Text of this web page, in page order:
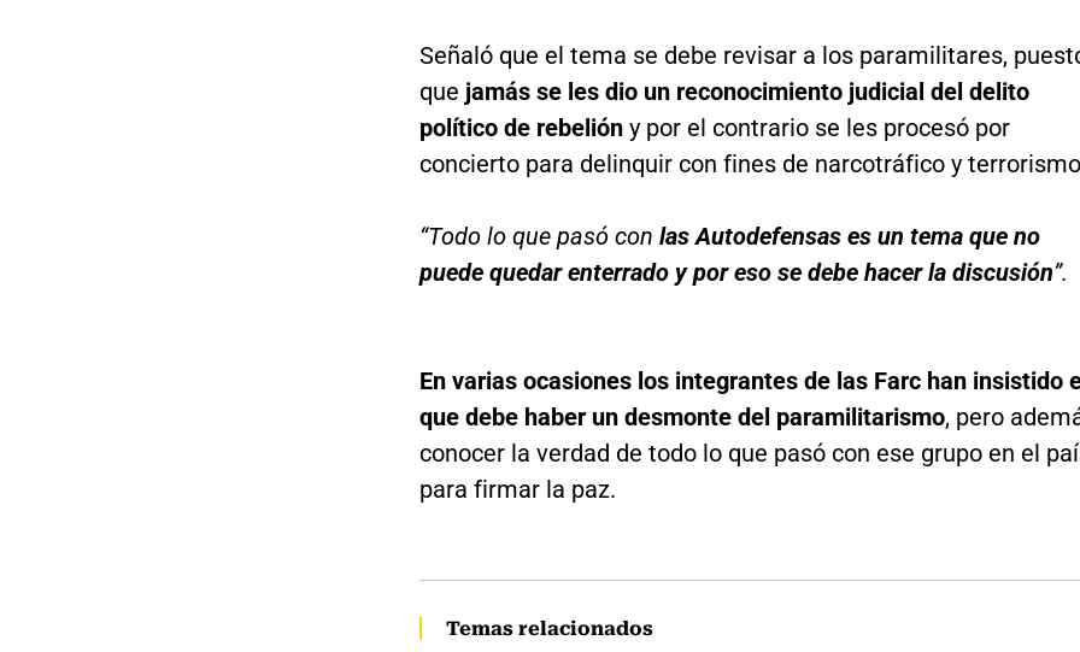
Señaló que el tema se debe revisar a los paramilitares,
que jamás se les dio un reconocimiento judicial del delito
político de rebelióny por el contrario se les procesó por
concierto para delinquir con fines de narcotráfico y
“Todo lo que pasó con las Autodefensas es un tema que no
puede quedar enterrado y por eso se debe hacer la discusión”.
En varias ocasiones los integrantes de las Farc han insistido
que debe haber un desmonte del paramilitarismo, pero
conocer la verdad de todo lo que pasó con ese grupo en el
para firmar la paz.
Temas relacionados